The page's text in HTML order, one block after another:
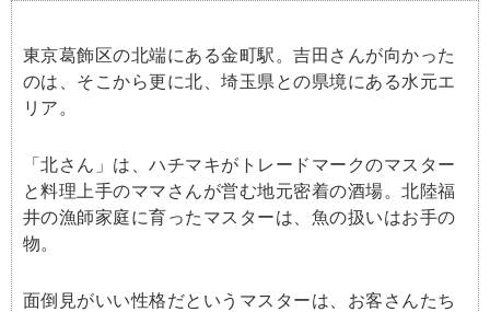
東京葛飾区の北端にある金町駅。吉田さんが向かった
のは、そこから更に北、埼玉県との県境にある水元エ
リア。
「北さん」は、ハチマキがトレードマークのマスター
と料理上手のママさんが営む地元密着の酒場。北陸福
井の漁師家庭に育ったマスターは、魚の扱いはお手の
物。
面倒見がいい性格だというマスターは、お客さんたち